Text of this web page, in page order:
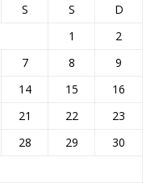
S S
D
1
2
7 8
9
14 15
16
21 22
23
28 29
30